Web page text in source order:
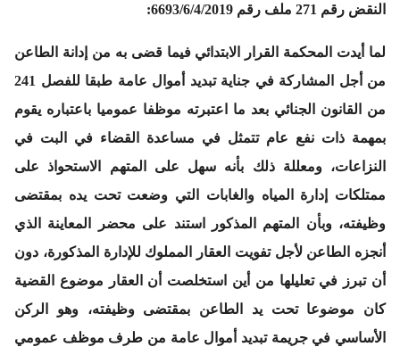
النقض رقم 271 ملف رقم 6693/6/4/2019:
لما أيدت المحكمة القرار الابتدائي فيما قضى به من إدانة الطاعن
من أجل المشاركة في جناية تبديد أموال عامة طبقا للفصل 241
من القانون الجنائي بعد ما اعتبرته موظفا عموميا باعتباره يقوم
بمهمة ذات نفع عام تتمثل في مساعدة القضاء في البت في
النزاعات، ومعللة ذلك بأنه سهل على المتهم الاستحواذ على
ممتلكات إدارة المياه والغابات التي وضعت تحت يده بمقتضى
وظيفته، وبأن المتهم المذكور استند على محضر المعاينة الذي
أنجزه الطاعن لأجل تفويت العقار المملوك للإدارة المذكورة، دون
أن تبرز في تعليلها من أين استخلصت أن العقار موضوع القضية
كان موضوعا تحت يد الطاعن بمقتضى وظيفته، وهو الركن
الأساسي في جريمة تبديد أموال عامة من طرف موظف عمومي